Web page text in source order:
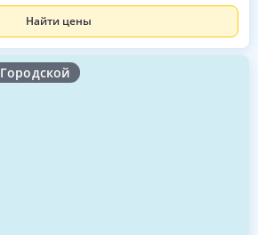
Найти цены
Городской